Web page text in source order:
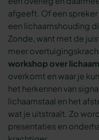
afgeeft. Of een
een lichaamshouding
Zonde, want met de
meer
workshop over
overkomt en waar je
het herkennen van
lichaamstaal en het
wat je uitstraalt. Zo
presentaties en